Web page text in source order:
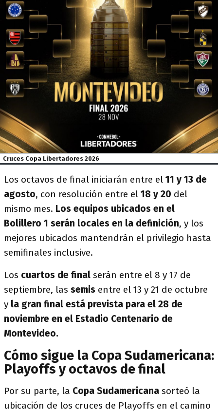
Cruces Copa Libertadores 2026
Los octavos de final iniciarán entre el 11 y 13 de
agosto, con resolución entre el 18 y 20 del
mismo mes. Los equipos ubicados en el
Bolillero 1 serán locales en la definición, y los
mejores ubicados mantendrán el privilegio hasta
semifinales inclusive.
Los cuartos de final serán entre el 8 y 17 de
septiembre, las semis entre el 13 y 21 de octubre
y la gran final está prevista para el 28 de
noviembre en el Estadio Centenario de
Montevideo.
Cómo sigue la Copa Sudamericana:
Playoffs y octavos de final
Por su parte, la Copa Sudamericana sorteó la
ubicación de los cruces de Playoffs en el camino